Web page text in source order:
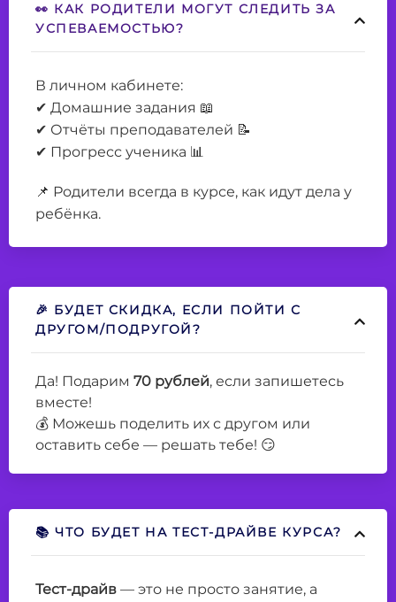
👀 КАК РОДИТЕЛИ МОГУТ СЛЕДИТЬ ЗА
УСПЕВАЕМОСТЬЮ?
В личном кабинете:
✔ Домашние задания 📖
✔ Отчёты преподавателей 📝
✔ Прогресс ученика 📊
📌 Родители всегда в курсе, как идут дела у
ребёнка.
🎉 БУДЕТ СКИДКА, ЕСЛИ ПОЙТИ С
ДРУГОМ/ПОДРУГОЙ?
Да! Подарим 70 рублей, если запишетесь
вместе!
💰 Можешь поделить их с другом или
оставить себе — решать тебе! 😏
📚 ЧТО БУДЕТ НА ТЕСТ-ДРАЙВЕ КУРСА?
Тест-драйв — это не просто занятие, а